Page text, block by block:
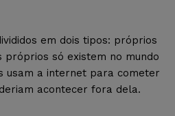
em dois tipos: próprios
próprios só existem no mundo
usam a internet para cometer
acontecer fora dela.